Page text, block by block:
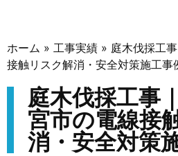
ホーム » 工事実績 » 庭木伐採工
接触リスク解消・安全対策施工事
庭木伐採工事
宮市の電線接
消・安全対策